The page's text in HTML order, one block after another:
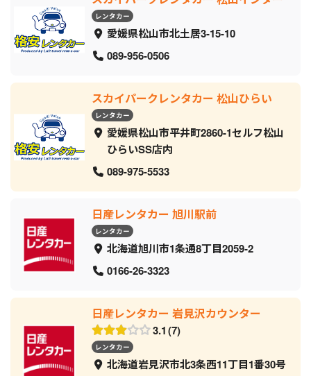
レンタカー
愛媛県松山市北土居3-15-10
089-956-0506
スカイパークレンタカー 松山ひらい
レンタカー
愛媛県松山市平井町2860-1セルフ松山
ひらいSS店内
089-975-5533
日産レンタカー 旭川駅前
レンタカー
北海道旭川市1条通8丁目2059‐2
0166-26-3323
日産レンタカー 岩見沢カウンター
3.1 7
レンタカー
北海道岩見沢市北3条西11丁目1番30号